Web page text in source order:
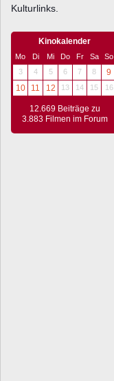
Kulturlinks.
Kinokalender
Mo Di Mi Do Fr Sa
So
3
4 5 6 7 8
9
10
11 12 13 14 15 16
12.669 Beiträge zu
3.883 Filmen im Forum